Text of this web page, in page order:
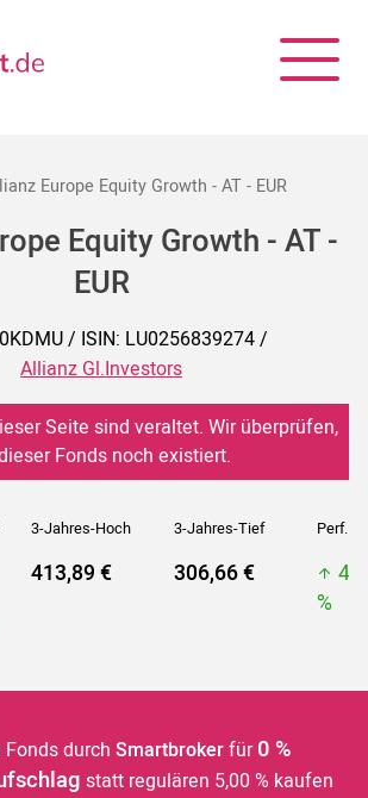
Europe Equity Growth - AT - EUR
Equity Growth - AT -
EUR
/ ISIN: LU0256839274 /
Allianz Gl.Investors
Seite sind veraltet. Wir überprüfen,
Fonds noch existiert.
3-Jahres-Hoch 3-Jahres-Tief Perf. 5J
413,89 € 306,66 €
%
durch Smartbrokerfür 0 %
statt regulären 5,00 % kaufen